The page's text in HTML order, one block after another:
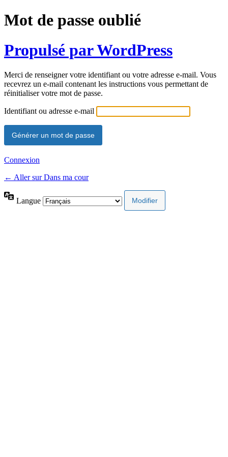
Mot de passe oublié
Propulsé par WordPress
Merci de renseigner votre identifiant ou votre adresse e-mail. Vous
recevrez un e-mail contenant les instructions vous permettant de
réinitialiser votre mot de passe.
Identifiant ou adresse e-mail
Connexion
← Aller sur Dans ma cour
Langue